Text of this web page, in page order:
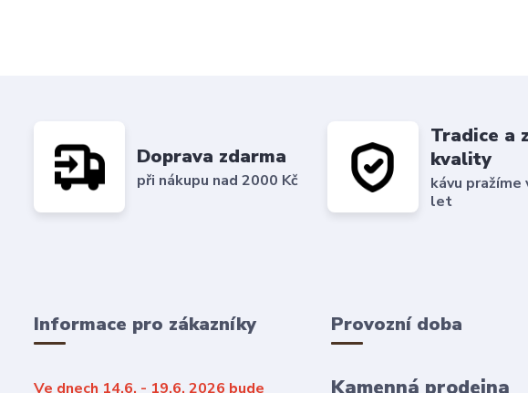
Doprava zdarma
při nákupu nad 2000 Kč
Tradice a
kvality
kávu pražíme
let
Informace pro zákazníky
Ve dnech 14.6. - 19.6. 2026 bude
Provozní doba
Kamenná prodejna